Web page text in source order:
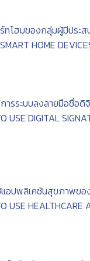
โฮมของกลุ่มผู้มีประ
HOME
ารระบบลงลายมือชื่
USE DIGITAL
อปพลิเคชันสุขภาพขอ
USE HEALTHCARE